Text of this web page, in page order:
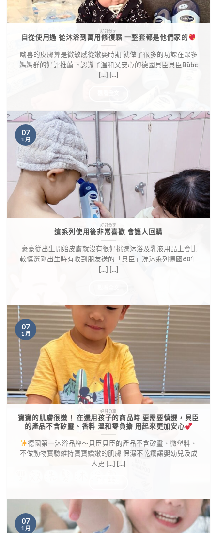
好評分享
自從使用過 從沐浴到萬用修復霜 一整套都是他們家的
呦喜的皮膚算是微敏感從嫩嬰時期 就做了很多的功課在眾多
媽媽群的好評推薦下認識了溫和又安心的德國貝臣貝臣Bübc
[...] [...]
好評分享
這系列使用後非常喜歡 會讓人回購
​ 豪豪從出生開始皮膚就沒有很好挑選沐浴及乳液用品上會比
較慎選剛出生時有收到朋友送的「貝臣」洗沐系列德國60年
[...] [...]
07
1 月
好評分享
寶寶的肌膚很嫩！ 在選用孩子的商品時 更需要慎選，貝臣
的產品不含矽靈、香料 溫和零負擔 用起來更加安心
德國第一沐浴品牌～貝臣貝臣的產品不含矽靈、微塑料、
不做動物實驗維持寶寶嬌嫩的肌膚 保濕不乾癢讓嬰幼兒及成
人更 [...] [...]
07
1 月
07
1 月